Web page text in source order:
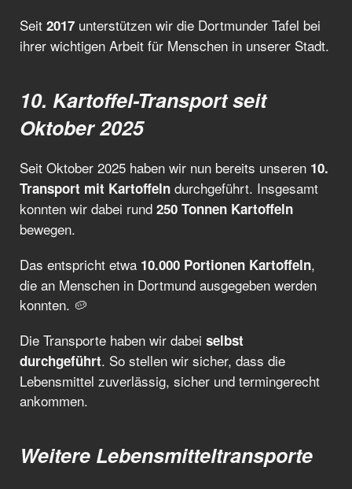
Seit 2017 unterstützen wir die Dortmunder Tafel bei
ihrer wichtigen Arbeit für Menschen in unserer Stadt.
10. Kartoffel-Transport seit
Oktober 2025
Seit Oktober 2025 haben wir nun bereits unseren 10.
Transport mit Kartoffeln durchgeführt. Insgesamt
konnten wir dabei rund 250 Tonnen Kartoffeln
bewegen.
Das entspricht etwa 10.000 Portionen Kartoffeln,
die an Menschen in Dortmund ausgegeben werden
konnten. 🥔
Die Transporte haben wir dabei selbst
durchgeführt. So stellen wir sicher, dass die
Lebensmittel zuverlässig, sicher und termingerecht
ankommen.
Weitere Lebensmitteltransporte